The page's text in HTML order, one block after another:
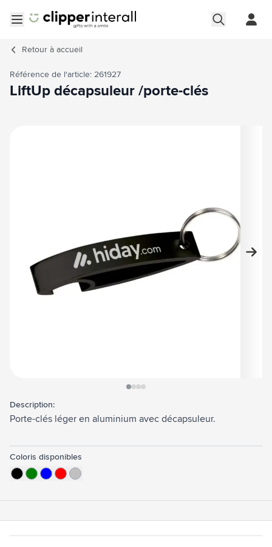
Retour à accueil
Référence de l'article: 261927
LiftUp décapsuleur /porte-clés
Description:
Porte-clés léger en aluminium avec décapsuleur.
Coloris disponibles